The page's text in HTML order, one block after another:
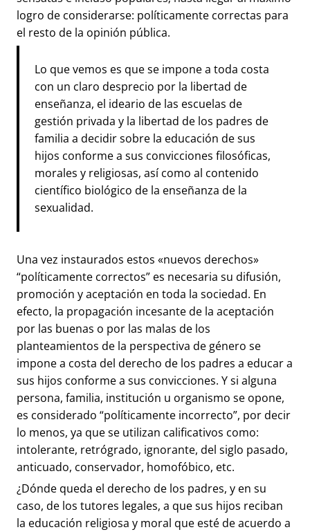
logro de considerarse: políticamente correctas para
el resto de la opinión pública.
Lo que vemos es que se impone a toda costa
con un claro desprecio por la libertad de
enseñanza, el ideario de las escuelas de
gestión privada y la libertad de los padres de
familia a decidir sobre la educación de sus
hijos conforme a sus convicciones filosóficas,
morales y religiosas, así como al contenido
científico biológico de la enseñanza de la
sexualidad.
Una vez instaurados estos «nuevos derechos»
“políticamente correctos” es necesaria su difusión,
promoción y aceptación en toda la sociedad. En
efecto, la propagación incesante de la aceptación
por las buenas o por las malas de los
planteamientos de la perspectiva de género se
impone a costa del derecho de los padres a educar a
sus hijos conforme a sus convicciones. Y si alguna
persona, familia, institución u organismo se opone,
es considerado “políticamente incorrecto”, por decir
lo menos, ya que se utilizan calificativos como:
intolerante, retrógrado, ignorante, del siglo pasado,
anticuado, conservador, homofóbico, etc.
¿Dónde queda el derecho de los padres, y en su
caso, de los tutores legales, a que sus hijos reciban
la educación religiosa y moral que esté de acuerdo a